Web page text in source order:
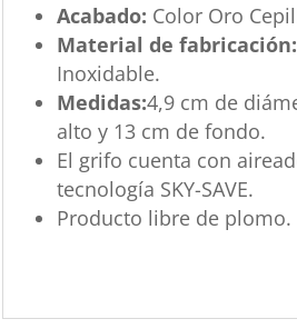
Acabado: Color Oro
Material de
Inoxidable.
Medidas:4,9 cm de
alto y 13 cm de fondo.
El grifo cuenta con
tecnología SKY-SAVE.
Producto libre de plomo.